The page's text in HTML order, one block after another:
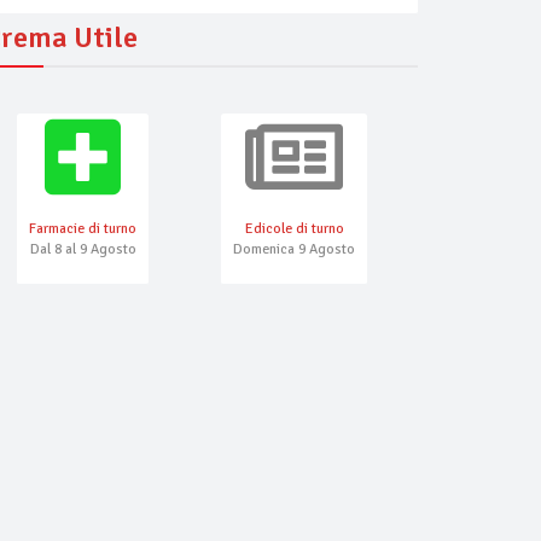
Utile
Farmacie di turno
Dal 8 al 9 Agosto
Edicole di turno
Domenica 9 Agosto